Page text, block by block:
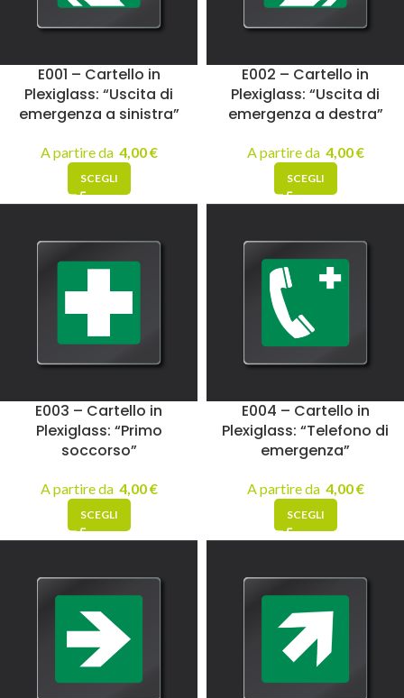
E001 – Cartello in
Plexiglass: “Uscita di
emergenza a sinistra”
A partire da 4,00€
SCEGLI
E002 – Cartello in
Plexiglass: “Uscita di
emergenza a destra”
A partire da 4,00€
SCEGLI
E003 – Cartello in
Plexiglass: “Primo
soccorso”
A partire da 4,00€
SCEGLI
E004 – Cartello in
Plexiglass: “Telefono di
emergenza”
A partire da 4,00€
SCEGLI